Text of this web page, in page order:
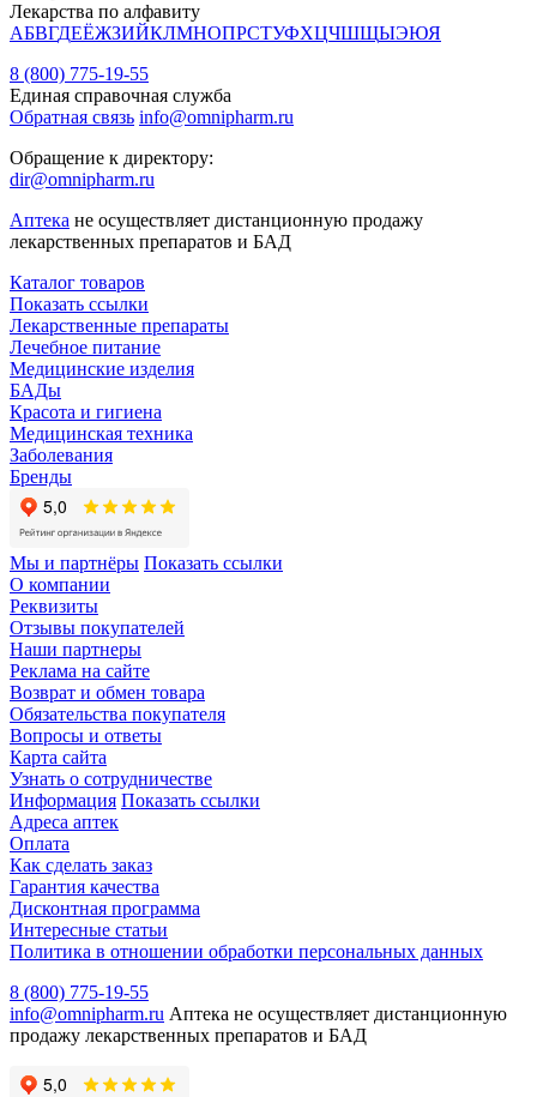
Лекарства по алфавиту
АБВГДЕЁЖЗИЙКЛМНОПРСТУФХЦЧШЩЫЭЮЯ
8 (800) 775-19-55
Единая справочная служба
Обратная связь info@omnipharm.ru
Обращение к директору:
dir@omnipharm.ru
Аптека не осуществляет дистанционную продажу
лекарственных препаратов и БАД
Каталог товаров
Показать ссылки
Лекарственные препараты
Лечебное питание
Медицинские изделия
БАДы
Красота и гигиена
Медицинская техника
Заболевания
Бренды
Мы и партнёры Показать ссылки
О компании
Реквизиты
Отзывы покупателей
Наши партнеры
Реклама на сайте
Возврат и обмен товара
Обязательства покупателя
Вопросы и ответы
Карта сайта
Узнать о сотрудничестве
Информация Показать ссылки
Адреса аптек
Оплата
Как сделать заказ
Гарантия качества
Дисконтная программа
Интересные статьи
Политика в отношении обработки персональных данных
8 (800) 775-19-55
info@omnipharm.ru Аптека не осуществляет дистанционную
продажу лекарственных препаратов и БАД